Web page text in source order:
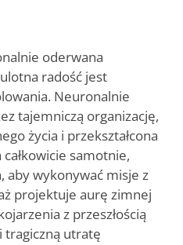
oderwana
radość jest
Neuronalnie
tajemniczą organizację,
życia i przekształcona
całkowicie samotnie,
aby wykonywać misje z
projektuje aurę zimnej
z przeszłością
tragiczną utratę